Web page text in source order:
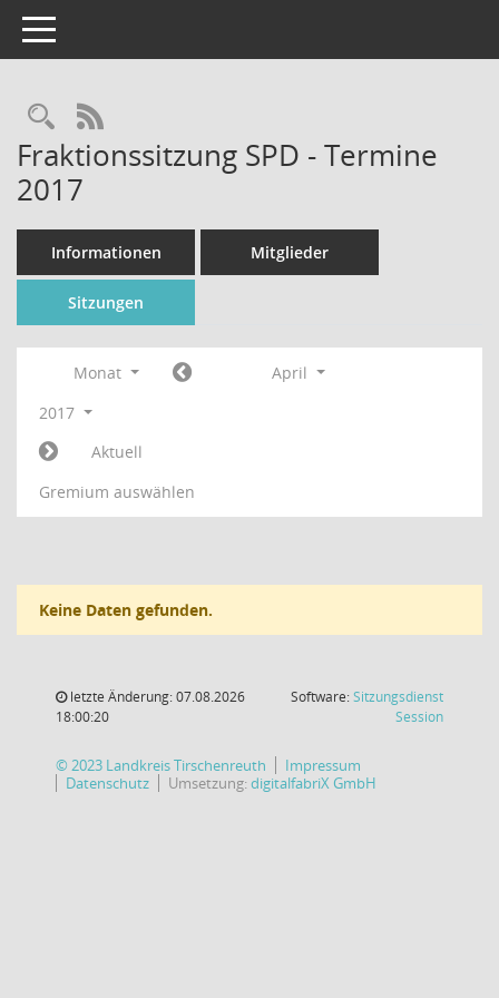
Toggle navigation
Rechercheauswahl
RSS-Feed
Fraktionssitzung SPD - Termine
2017
Informationen Mitglieder
Sitzungen
Monat
April
2017
Aktuell
Gremium auswählen
Keine Daten gefunden.
letzte Änderung: 07.08.2026
18:00:20
Software:Sitzungsdienst
Session(Wird in
© 2023 Landkreis Tirschenreuth
Impressum
Datenschutz
Umsetzung:digitalfabriX GmbH